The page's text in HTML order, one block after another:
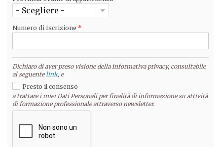
- Scegliere -
Numero di Iscrizione *
Dichiaro di aver preso visione della informativa privacy, consultabile
al seguentelink, e
Presto il consenso
a trattare i miei Dati Personali per finalità di informazione su attività
di formazione professionale attraverso newsletter.